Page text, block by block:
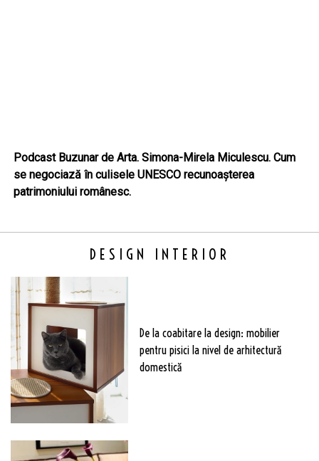
Podcast Buzunar de Arta. Simona-Mirela Miculescu. Cum
se negociază în culisele UNESCO recunoașterea
patrimoniului românesc.
DESIGN INTERIOR
De la coabitare la design: mobilier
pentru pisici la nivel de arhitectură
domestică